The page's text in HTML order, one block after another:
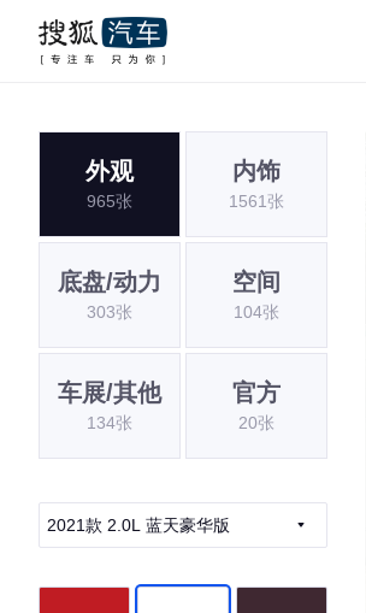
外观
965张
内饰
1561张
底盘/动力
303张
空间
104张
车展/其他
134张
官方
20张
2021款 2.0L 蓝天豪华版